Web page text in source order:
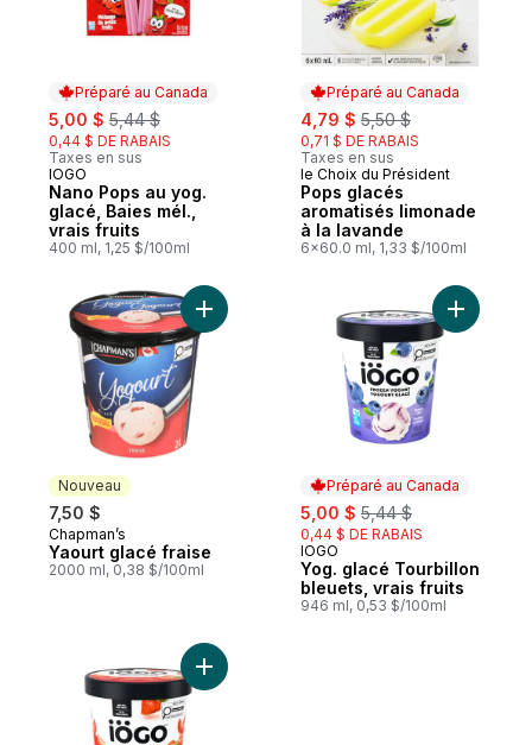
Préparé au Canada
sale:
5,00 $ , formerly:
5,44 $
0,44 $ DE RABAIS
Taxes en sus
Préparé au Canada
IÖGO
Nano Pops au yog.
glacé, Baies mél.,
vrais fruits
400 ml, 1,25 $/100ml
Préparé au Canada
sale:
4,79 $ , formerly:
5,50 $
0,71 $ DE RABAIS
Taxes en sus
Préparé au Canada
le Choix du Président
Pops glacés
aromatisés limonade
à la lavande
6x60.0 ml, 1,33 $/100ml
Nouveau
7,50 $
Nouveau
Chapman’s
Yaourt glacé fraise
2000 ml, 0,38 $/100ml
Ajouter Yaourt glacé fraise au panier
Préparé au Canada
sale:
5,00 $ , formerly:
5,44 $
0,44 $ DE RABAIS
Préparé au Canada
IÖGO
Yog. glacé Tourbillon
bleuets, vrais fruits
946 ml, 0,53 $/100ml
Ajouter
Ajouter Yog. glacé Tourbillon fraises,